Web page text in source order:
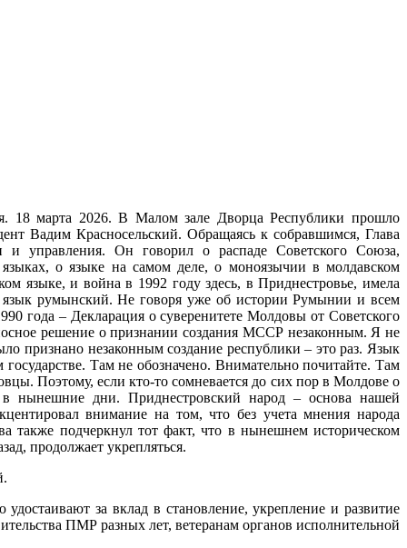
18 марта 2026. В Малом зале Дворца Республики прошло
Вадим Красносельский. Обращаясь к собравшимся, Глава
и управления. Он говорил о распаде Советского Союза,
о языке на самом деле, о моноязычии в молдавском
языке, и война в 1992 году здесь, в Приднестровье, имела
язык румынский. Не говоря уже об истории Румынии и всем
года – Декларация о суверенитете Молдовы от Советского
решение о признании создания МССР незаконным. Я не
признано незаконным создание республики – это раз. Язык
Там не обозначено. Внимательно почитайте. Там
Поэтому, если кто-то сомневается до сих пор в Молдове о
в нынешние дни. Приднестровский народ – основа нашей
внимание на том, что без учета мнения народа
также подчеркнул тот факт, что в нынешнем историческом
продолжает укрепляться.
за вклад в становление, укрепление и развитие
ПМР разных лет, ветеранам органов исполнительной